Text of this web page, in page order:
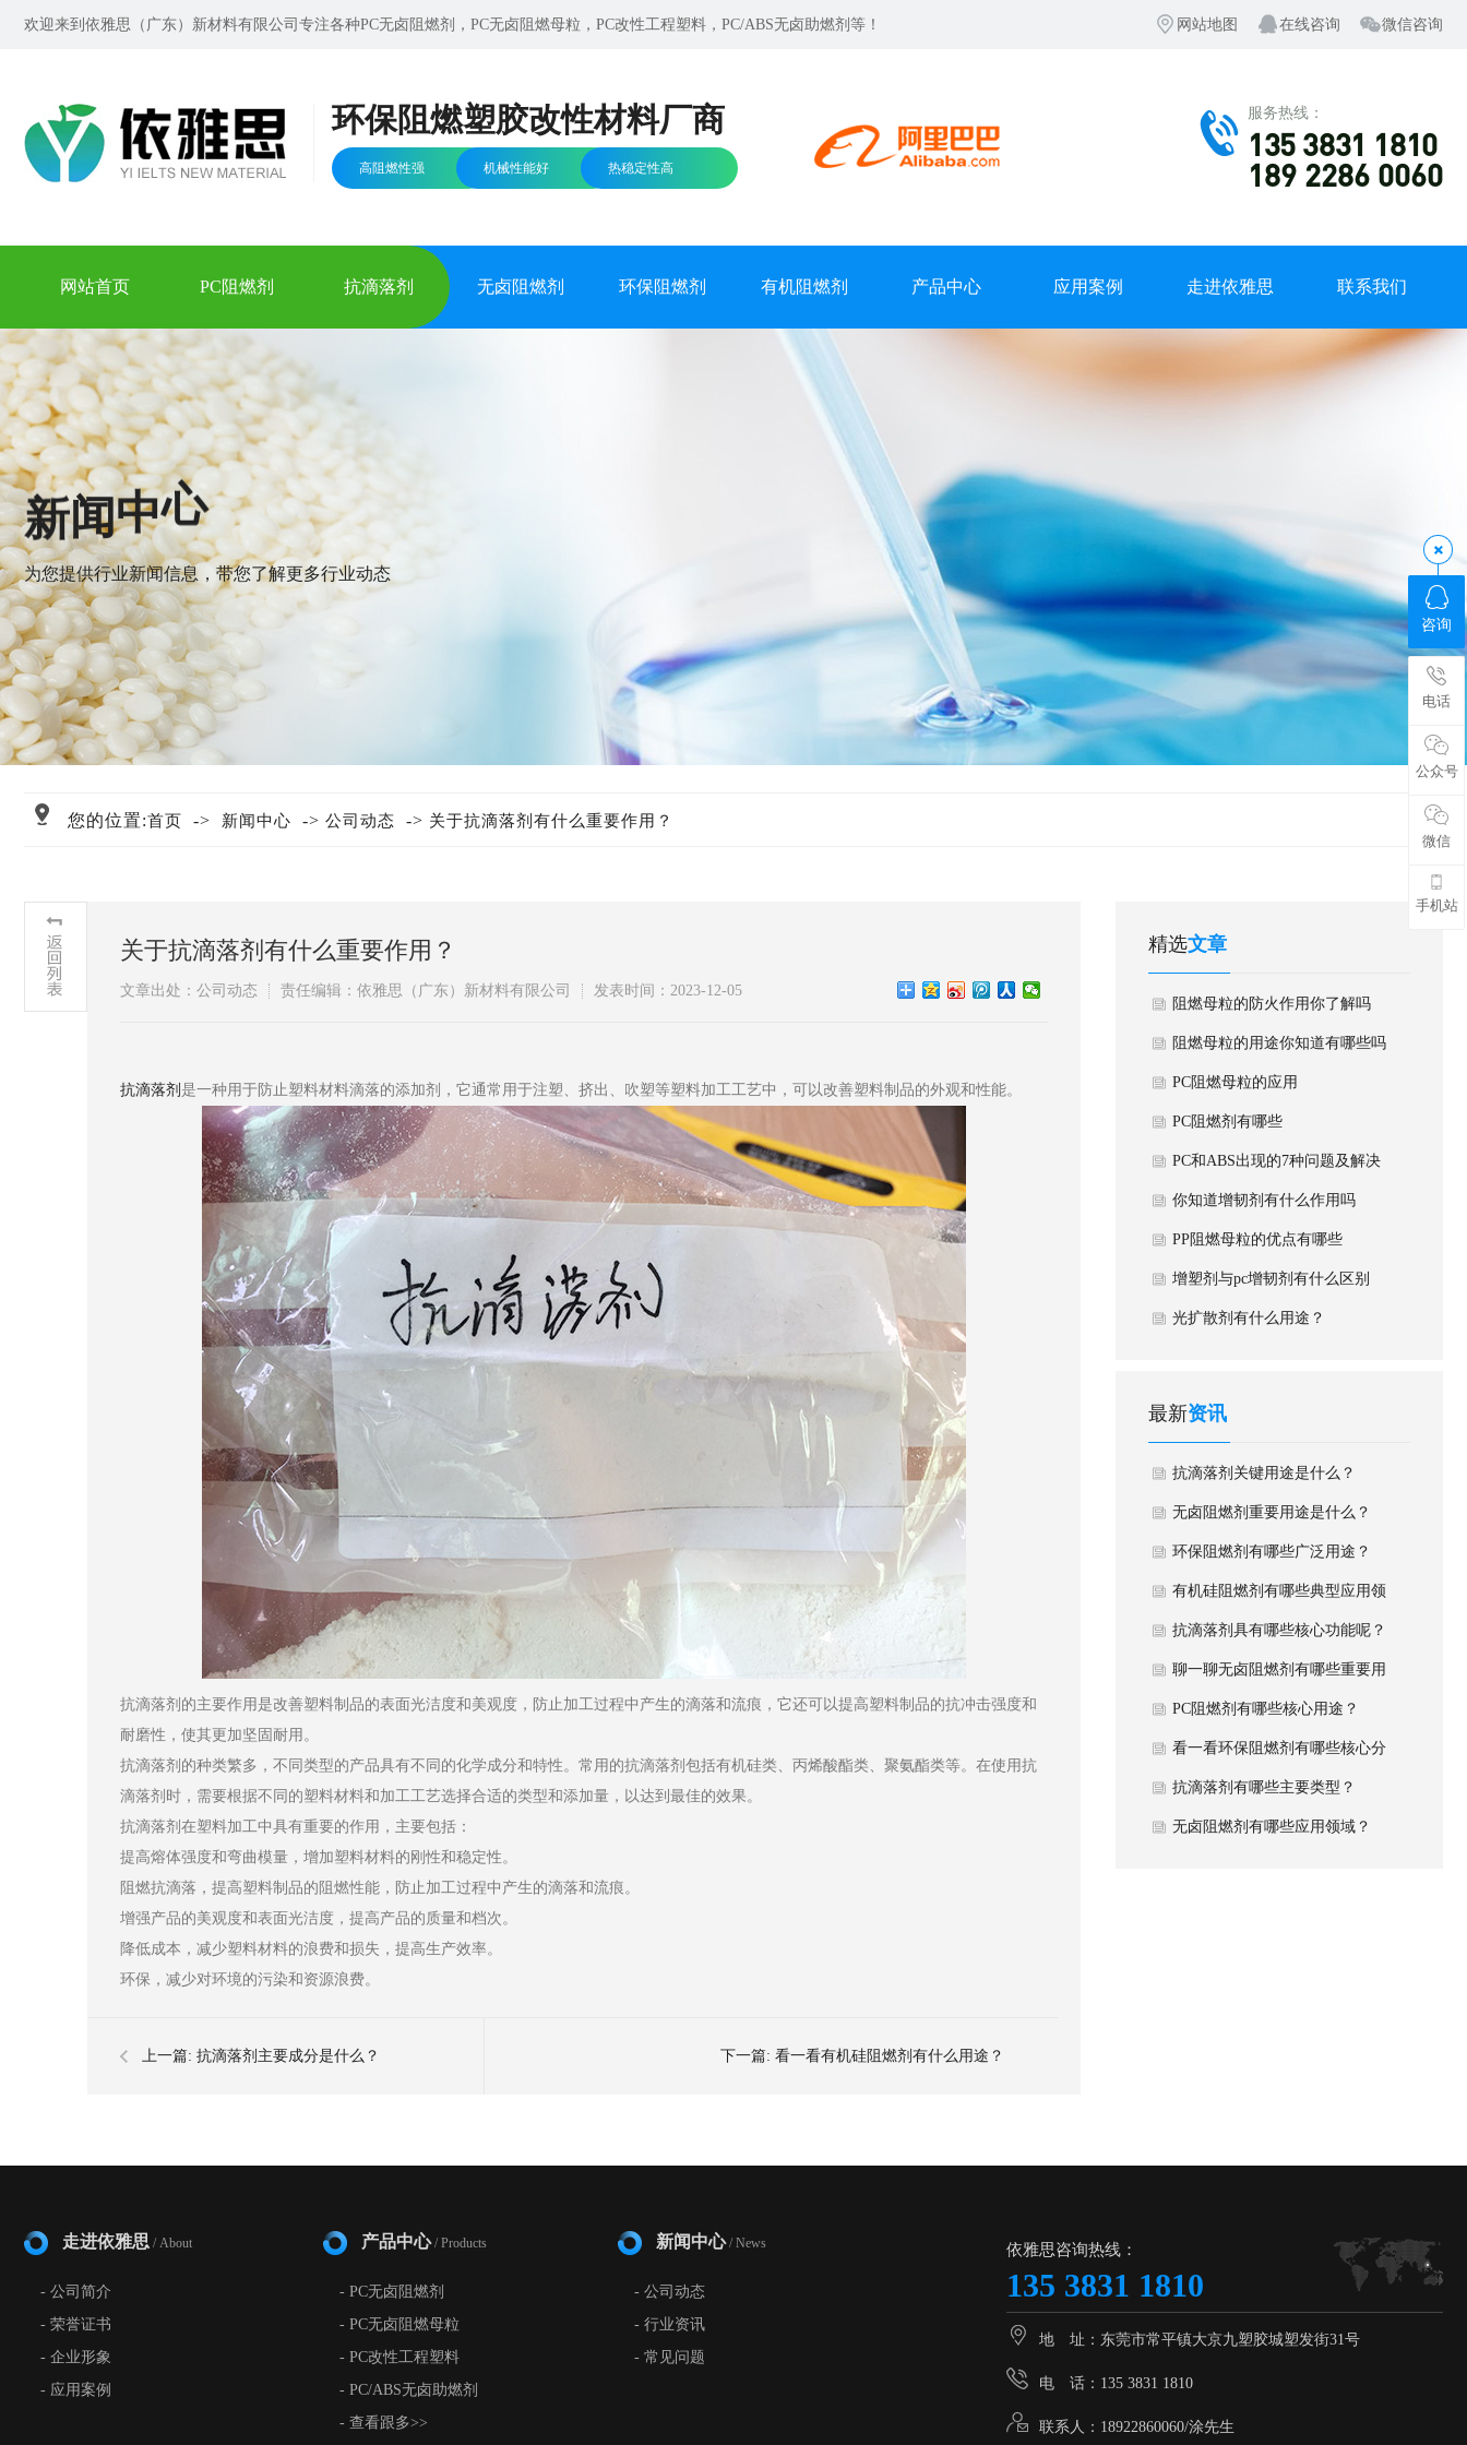
欢迎来到依雅思（广东）新材料有限公司专注各种PC无卤阻燃剂，PC无卤阻燃母粒，PC改性工程塑料，PC/ABS无卤助燃剂等！ 网站地图 在线咨询 微信咨询
环保阻燃塑胶改性材料厂商
高阻燃性强 机械性能好 热稳定性高
服务热线：
135 3831 1810
189 2286 0060
网站首页 PC阻燃剂 抗滴落剂 无卤阻燃剂 环保阻燃剂 有机阻燃剂 产品中心 应用案例 走进依雅思 联系我们
新闻中心
为您提供行业新闻信息，带您了解更多行业动态
您的位置:首页 -> 新闻中心 -> 公司动态 -> 关于抗滴落剂有什么重要作用？
关于抗滴落剂有什么重要作用？
文章出处：公司动态 责任编辑：依雅思（广东）新材料有限公司 发表时间：2023-12-05
抗滴落剂 是一种用于防止塑料材料滴落的添加剂，它通常用于注塑、挤出、吹塑等塑料加工工艺中，可以改善塑料制品的外观和性能。
抗滴落剂的主要作用是改善塑料制品的表面光洁度和美观度，防止加工过程中产生的滴落和流痕，它还可以提高塑料制品的抗冲击强度和
耐磨性，使其更加坚固耐用。
抗滴落剂的种类繁多，不同类型的产品具有不同的化学成分和特性。常用的抗滴落剂包括有机硅类、丙烯酸酯类、聚氨酯类等。在使用抗
滴落剂时，需要根据不同的塑料材料和加工工艺选择合适的类型和添加量，以达到最佳的效果。
抗滴落剂在塑料加工中具有重要的作用，主要包括：
提高熔体强度和弯曲模量，增加塑料材料的刚性和稳定性。
阻燃抗滴落，提高塑料制品的阻燃性能，防止加工过程中产生的滴落和流痕。
增强产品的美观度和表面光洁度，提高产品的质量和档次。
降低成本，减少塑料材料的浪费和损失，提高生产效率。
环保，减少对环境的污染和资源浪费。
上一篇: 抗滴落剂主要成分是什么？ 下一篇: 看一看有机硅阻燃剂有什么用途？
精选文章
阻燃母粒的防火作用你了解吗
阻燃母粒的用途你知道有哪些吗
PC阻燃母粒的应用
PC阻燃剂有哪些
PC和ABS出现的7种问题及解决
方法
你知道增韧剂有什么作用吗
PP阻燃母粒的优点有哪些
增塑剂与pc增韧剂有什么区别
光扩散剂有什么用途？
最新资讯
抗滴落剂关键用途是什么？
无卤阻燃剂重要用途是什么？
环保阻燃剂有哪些广泛用途？
有机硅阻燃剂有哪些典型应用领
域？
抗滴落剂具有哪些核心功能呢？
聊一聊无卤阻燃剂有哪些重要用
途？
PC阻燃剂有哪些核心用途？
看一看环保阻燃剂有哪些核心分
类？
抗滴落剂有哪些主要类型？
无卤阻燃剂有哪些应用领域？
走进依雅思 / About
- 公司简介
- 荣誉证书
- 企业形象
- 应用案例
产品中心/ Products
- PC无卤阻燃剂
- PC无卤阻燃母粒
- PC改性工程塑料
- PC/ABS无卤助燃剂
- 查看跟多>>
新闻中心/ News
- 公司动态
- 行业资讯
- 常见问题
依雅思咨询热线：
135 3831 1810
地 址：东莞市常平镇大京九塑胶城塑发街31号
电 话：135 3831 1810
联系人：18922860060/涂先生
咨询
电话
公众号
微信
手机站